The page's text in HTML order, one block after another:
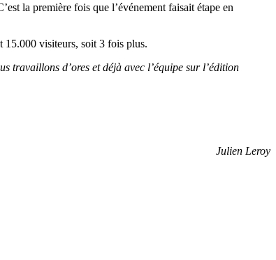
la première fois que l’événement faisait étape en
15.000 visiteurs, soit 3 fois plus.
travaillons d’ores et déjà avec l’équipe sur l’édition
Julien Leroy